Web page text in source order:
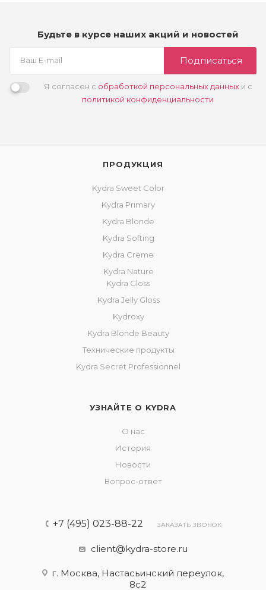
Будьте в курсе наших акций и новостей
Подписаться
Я согласен с обработкой персональных данныхи с
политикой конфиденциальности
ПРОДУКЦИЯ
Kydra Sweet Color
Kydra Primary
Kydra Blonde
Kydra Softing
Kydra Creme
Kydra Nature
Kydra Gloss
Kydra Jelly Gloss
Kydroxy
Kydra Blonde Beauty
Технические продукты
Kydra Secret Professionnel
УЗНАЙТЕ О KYDRA
О нас
История
Новости
Вопрос-ответ
+7 (495) 023-88-22 ЗАКАЗАТЬ ЗВОНОК
client@kydra-store.ru
г. Москва, Настасьинский переулок,
8с2